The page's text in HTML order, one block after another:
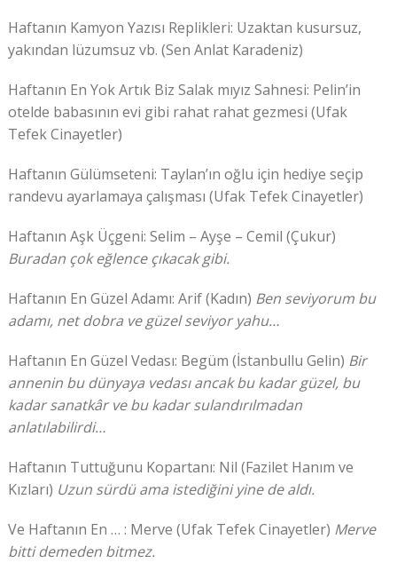
Haftanın Kamyon Yazısı Replikleri: Uzaktan kusursuz,
yakından lüzumsuz vb. (Sen Anlat Karadeniz)
Haftanın En Yok Artık Biz Salak mıyız Sahnesi: Pelin’in
otelde babasının evi gibi rahat rahat gezmesi (Ufak
Tefek Cinayetler)
Haftanın Gülümseteni: Taylan’ın oğlu için hediye seçip
randevu ayarlamaya çalışması (Ufak Tefek Cinayetler)
Haftanın Aşk Üçgeni: Selim – Ayşe – Cemil (Çukur)
Buradan çok eğlence çıkacak gibi.
Haftanın En Güzel Adamı: Arif (Kadın) Ben seviyorum bu
adamı, net dobra ve güzel seviyor yahu…
Haftanın En Güzel Vedası: Begüm (İstanbullu Gelin) Bir
annenin bu dünyaya vedası ancak bu kadar güzel, bu
kadar sanatkâr ve bu kadar sulandırılmadan
anlatılabilirdi…
Haftanın Tuttuğunu Kopartanı: Nil (Fazilet Hanım ve
Kızları) Uzun sürdü ama istediğini yine de aldı.
Ve Haftanın En … : Merve (Ufak Tefek Cinayetler) Merve
bitti demeden bitmez.